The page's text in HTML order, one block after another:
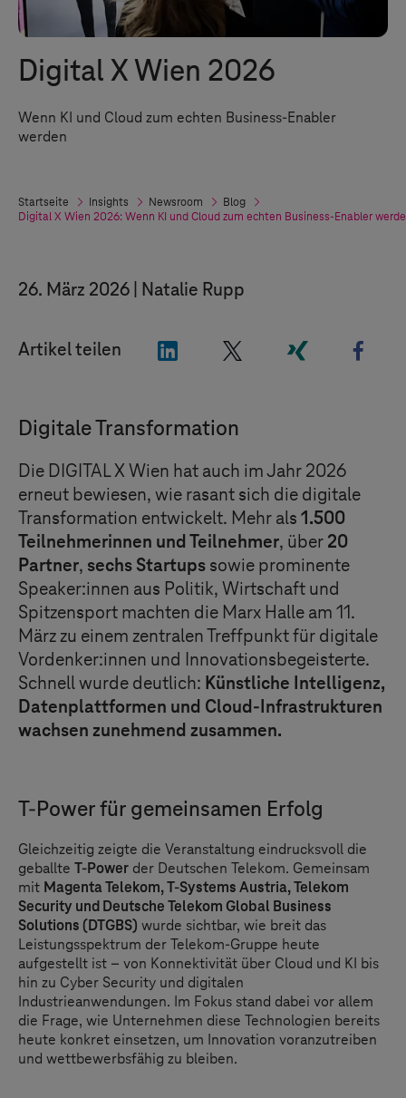
Digital X Wien 2026
Wenn KI und Cloud zum echten Business-Enabler
werden
Startseite Insights Newsroom
Blog
Digital X Wien 2026: Wenn KI und Cloud zum echten Business-Enabler
26. März 2026 Natalie Rupp
Artikel teilen "LinkedIn" "Xing"
Digitale Transformation
Die DIGITAL X Wien hat auch im Jahr 2026
erneut bewiesen, wie rasant sich die digitale
Transformation entwickelt. Mehr als 1.500
Teilnehmerinnen und Teilnehmer, über 20
Partner, sechs Startups sowie prominente
Speaker:innen aus Politik, Wirtschaft und
Spitzensport machten die Marx Halle am 11.
März zu einem zentralen Treffpunkt für digitale
Vordenker:innen und Innovationsbegeisterte.
Schnell wurde deutlich: Künstliche Intelligenz,
Datenplattformen und Cloud-Infrastrukturen
wachsen zunehmend zusammen.
T-Power für gemeinsamen Erfolg
Gleichzeitig zeigte die Veranstaltung eindrucksvoll die
geballte T-Power der Deutschen Telekom. Gemeinsam
mit Magenta Telekom,T-Systems Austria, Telekom
Security und Deutsche Telekom Global Business
Solutions (DTGBS) wurde sichtbar, wie breit das
Leistungsspektrum der Telekom-Gruppe heute
aufgestellt ist – von Konnektivität über Cloud und KI bis
hin zu Cyber Security und digitalen
Industrieanwendungen. Im Fokus stand dabei vor allem
die Frage, wie Unternehmen diese Technologien bereits
heute konkret einsetzen, um Innovation voranzutreiben
und wettbewerbsfähig zu bleiben.